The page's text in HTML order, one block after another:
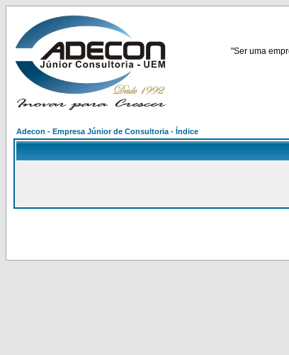
"Ser uma
Adecon - Empresa Júnior de Consultoria - Índice